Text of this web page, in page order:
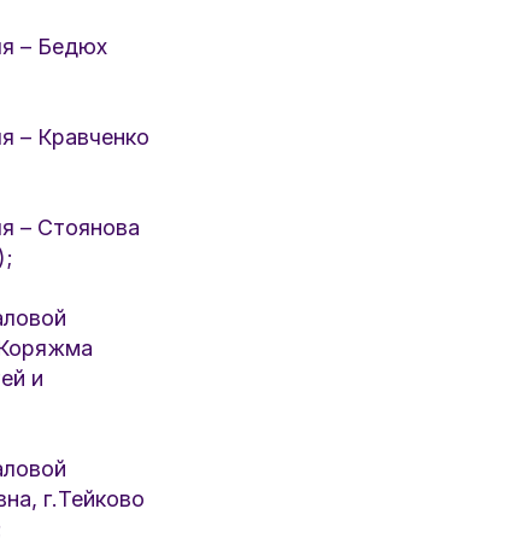
– Бедюх
Кравченко
Стоянова
и
г.Тейково